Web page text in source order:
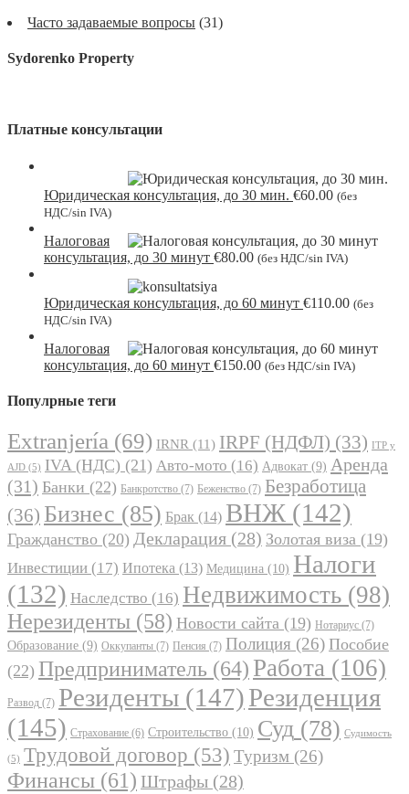
Часто задаваемые вопросы (31)
Sydorenko Property
Платные консультации
Юридическая консультация, до 30 мин. €60.00 (без
НДС/sin IVA)
Налоговая
консультация, до 30 минут €80.00 (без НДС/sin IVA)
Юридическая консультация, до 60 минут €110.00 (без
НДС/sin IVA)
Налоговая
консультация, до 60 минут €150.00 (без НДС/sin IVA)
Популрные теги
Extranjería (69) IRNR (11) IRPF (НДФЛ) (33) ITP y
AJD (5) IVA (НДС) (21) Авто-мото (16) Адвокат (9) Аренда
(31) Банки (22) Банкротство (7) Беженство (7) Безработица
(36) Бизнес (85) Брак (14) ВНЖ (142)
Гражданство (20) Декларация (28) Золотая виза (19)
Инвестиции (17) Ипотека (13) Медицина (10) Налоги
(132) Наследство (16) Недвижимость (98)
Нерезиденты (58) Новости сайта (19) Нотариус (7)
Образование (9) Оккупанты (7) Пенсия (7) Полиция (26) Пособие
(22) Предприниматель (64) Работа (106)
Развод (7) Резиденты (147)Резиденция
(145) Страхование (6) Строительство (10) Суд (78) Судимость
(5) Трудовой договор (53) Туризм (26)
Финансы (61) Штрафы (28)